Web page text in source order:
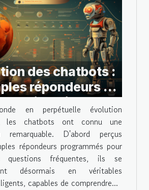
des chatbots :
répondeurs à
intelligents
en perpétuelle évolution
les chatbots ont connu une
remarquable. D'abord perçus
répondeurs programmés pour
questions fréquentes, ils se
désormais en véritables
capables de comprendre...